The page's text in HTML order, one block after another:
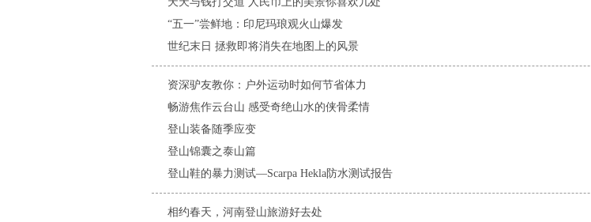
“五一”尝鲜地：印尼玛琅观火山爆发
世纪末日 拯救即将消失在地图上的风景
资深驴友教你：户外运动时如何节省体力
畅游焦作云台山 感受奇绝山水的侠骨柔情
登山装备随季应变
登山锦囊之泰山篇
登山鞋的暴力测试—Scarpa Hekla防水测试报告
相约春天，河南登山旅游好去处